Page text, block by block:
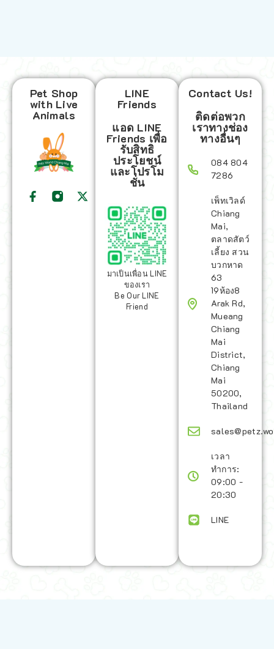
Pet Shop
with Live
Animals
LINE
Friends
แอด LINE
Friends เพื่อ
รับสิทธิ
ประโยชน์
และโปรโม
ชั่น
มาเป็นเพื่อน LINE
ของเรา
Be Our LINE
Friend
Contact Us!
ติดต่อพวก
เราทางช่อง
ทางอื่นๆ
084 804
7286
เพ็ทเวิลด์
Chiang
Mai,
ตลาดสัตว์
เลี้ยง สวน
บวกหาด
63
19ห้อง8
Arak Rd,
Mueang
Chiang
Mai
District,
Chiang
Mai
50200,
Thailand
เวลา
ทำการ:
09:00 -
20:30
LINE